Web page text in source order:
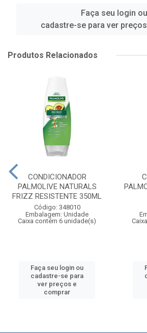
Faça seu login ou
cadastre-se para ver
Produtos Relacionados
CONDICIONADOR
PALMOLIVE NATURALS
FRIZZ RESISTENTE 350ML
Código: 348010
Embalagem: Unidade
Caixa contém 6 unidade(s)
Faça seu login ou
cadastre-se para
ver preços e
comprar